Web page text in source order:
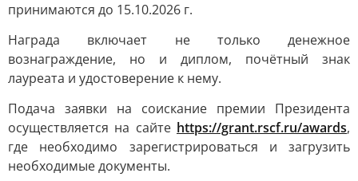
принимаются до 15.10.2026 г.
Награда включает не только денежное
вознаграждение, но и диплом, почётный знак
лауреата и удостоверение к нему.
Подача заявки на соискание премии Президента
осуществляется на сайте https://grant.rscf.ru/awards,
где необходимо зарегистрироваться и загрузить
необходимые документы.